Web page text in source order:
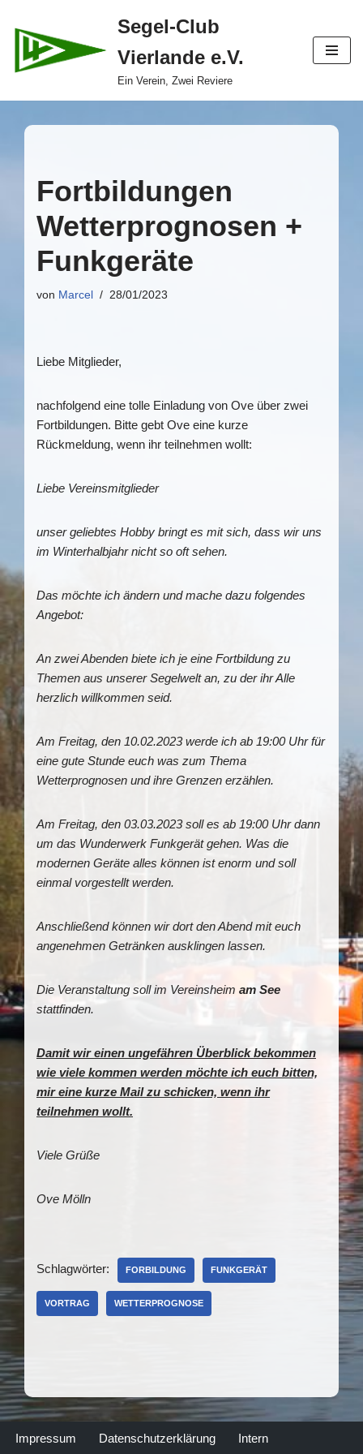
Zum
Inhalt
Segel-Club
Vierlande e.V.
Ein Verein, Zwei Reviere
Fortbildungen
Wetterprognosen +
Funkgeräte
von Marcel 28/01/2023
Liebe Mitglieder,
nachfolgend eine tolle Einladung von Ove über zwei
Fortbildungen. Bitte gebt Ove eine kurze
Rückmeldung, wenn ihr teilnehmen wollt:
Liebe Vereinsmitglieder
unser geliebtes Hobby bringt es mit sich, dass wir uns
im Winterhalbjahr nicht so oft sehen.
Das möchte ich ändern und mache dazu folgendes
Angebot:
An zwei Abenden biete ich je eine Fortbildung zu
Themen aus unserer Segelwelt an, zu der ihr Alle
herzlich willkommen seid.
Am Freitag, den 10.02.2023 werde ich ab 19:00 Uhr für
eine gute Stunde euch was zum Thema
Wetterprognosen und ihre Grenzen erzählen.
Am Freitag, den 03.03.2023 soll es ab 19:00 Uhr dann
um das Wunderwerk Funkgerät gehen. Was die
modernen Geräte alles können ist enorm und soll
einmal vorgestellt werden.
Anschließend können wir dort den Abend mit euch
angenehmen Getränken ausklingen lassen.
Die Veranstaltung soll im Vereinsheim am See
stattfinden.
Damit wir einen ungefähren Überblick bekommen
wie viele kommen werden möchte ich euch bitten,
mir eine kurze Mail zu schicken, wenn ihr
teilnehmen wollt.
Viele Grüße
Ove Mölln
Schlagwörter: FORBILDUNG FUNKGERÄT
VORTRAG WETTERPROGNOSE
Impressum Datenschutzerklärung Intern